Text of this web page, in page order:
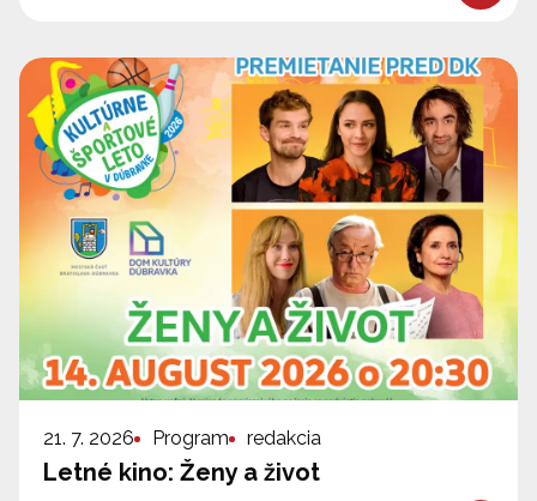
21. 7. 2026 Program redakcia
Letné kino: Ženy a život